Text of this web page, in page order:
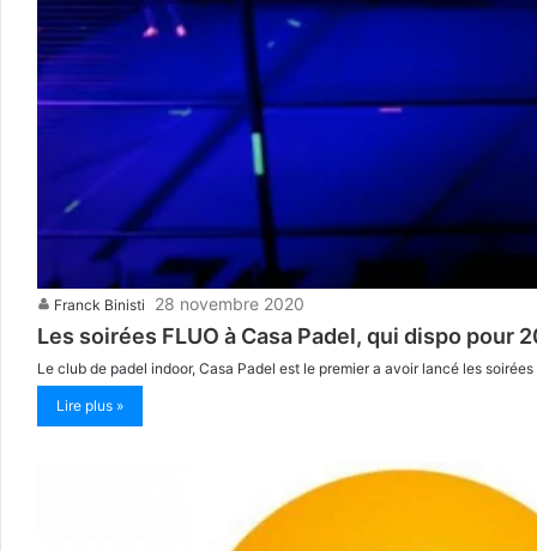
Franck Binisti 28 novembre 2020
Les soirées FLUO à Casa Padel, qui dispo pour
Le club de padel indoor, Casa Padel est le premier a avoir lancé les
Lire plus »